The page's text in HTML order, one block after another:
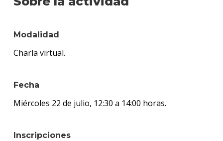
Modalidad
Charla virtual.
Fecha
Miércoles 22 de julio, 12:30 a 14:00 horas.
Inscripciones